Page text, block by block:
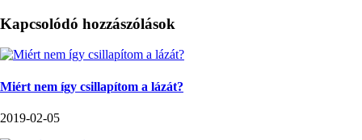
Kapcsolódó hozzászólások
Miért nem így csillapítom a lázát?
2019-02-05